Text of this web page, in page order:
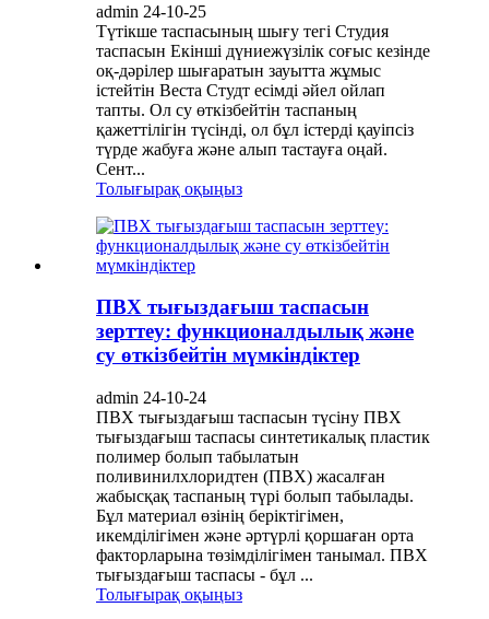
admin 24-10-25
Түтікше таспасының шығу тегі Студия
таспасын Екінші дүниежүзілік соғыс кезінде
оқ-дәрілер шығаратын зауытта жұмыс
істейтін Веста Студт есімді әйел ойлап
тапты. Ол су өткізбейтін таспаның
қажеттілігін түсінді, ол бұл істерді қауіпсіз
түрде жабуға және алып тастауға оңай.
Сент...
Толығырақ оқыңыз
ПВХ тығыздағыш таспасын
зерттеу: функционалдылық және
су өткізбейтін мүмкіндіктер
admin 24-10-24
ПВХ тығыздағыш таспасын түсіну ПВХ
тығыздағыш таспасы синтетикалық пластик
полимер болып табылатын
поливинилхлоридтен (ПВХ) жасалған
жабысқақ таспаның түрі болып табылады.
Бұл материал өзінің беріктігімен,
икемділігімен және әртүрлі қоршаған орта
факторларына төзімділігімен танымал. ПВХ
тығыздағыш таспасы - бұл ...
Толығырақ оқыңыз